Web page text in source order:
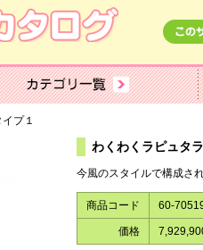
鉄製タイプ１
わくわくラピ
今風のスタイルで構成さ
商品コード 60-
価格